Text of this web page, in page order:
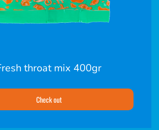
throat mix 400gr
Check out